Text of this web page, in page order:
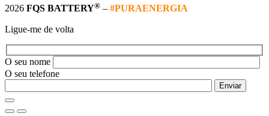
2026 FQS BATTERY® – #PURAENERGIA
Ligue-me de volta
O seu nome
O seu telefone